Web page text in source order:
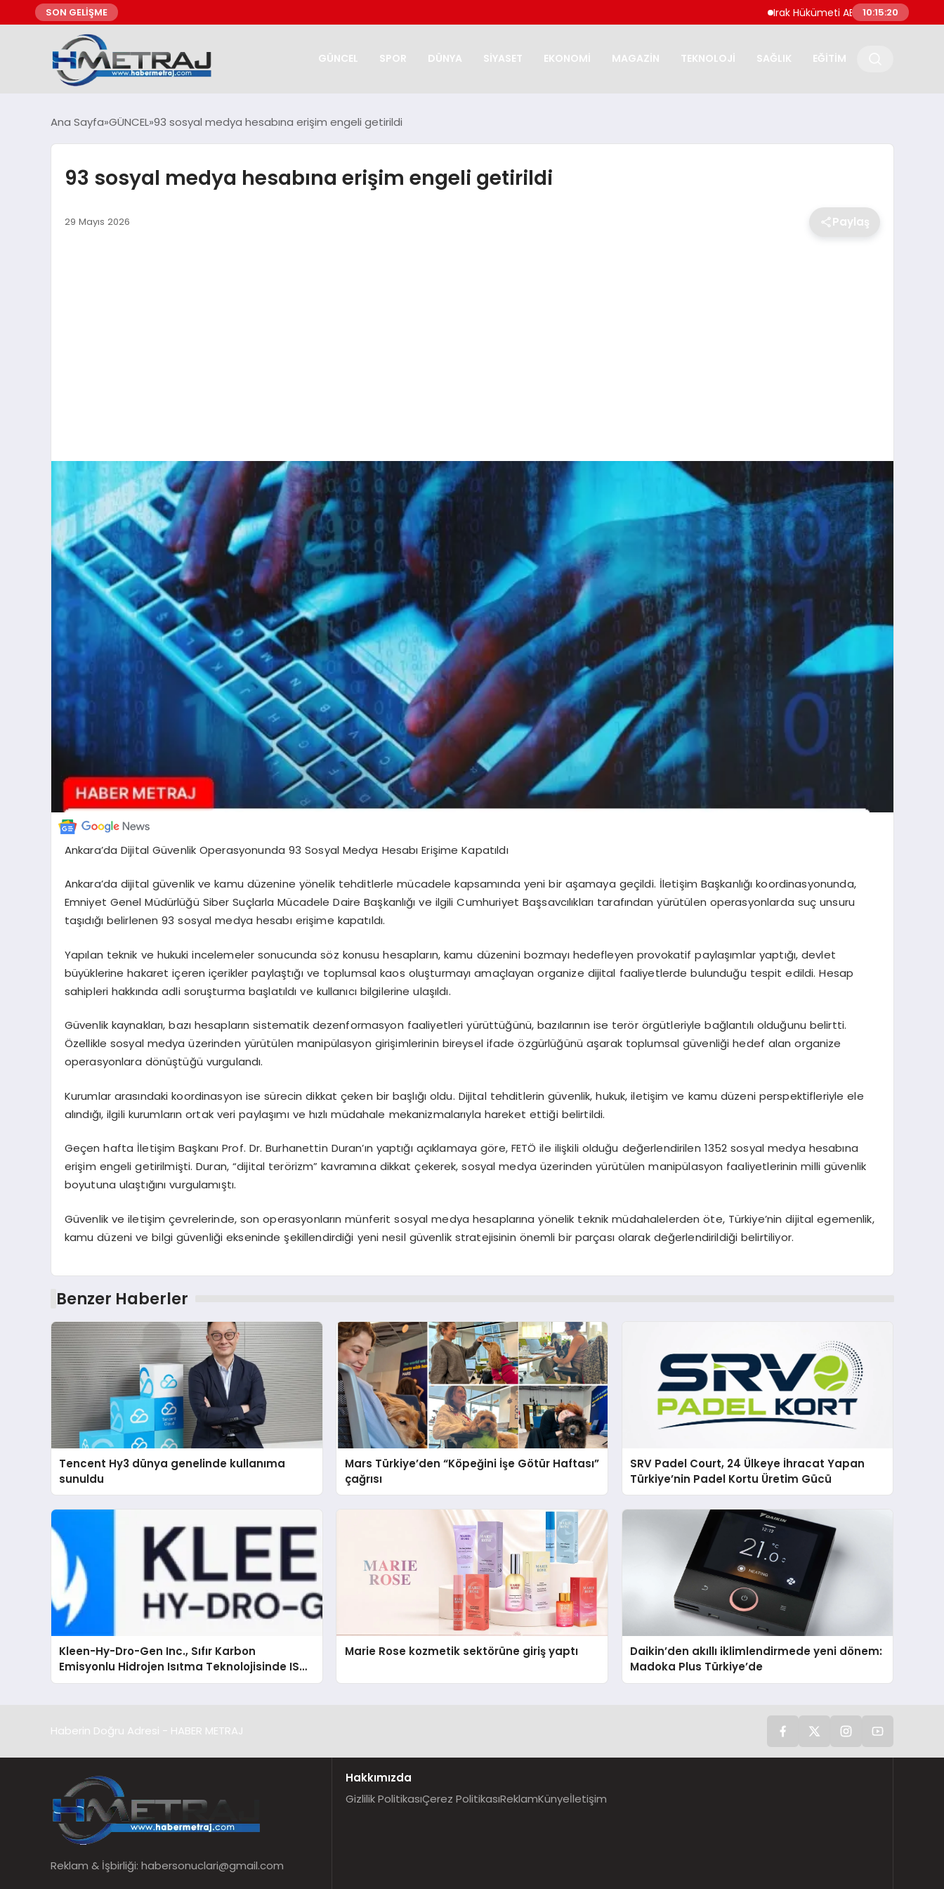
SON GELİŞME Irak Hükümeti ABD ve Suudi Arabistan
10:15:21
GÜNCEL SPOR DÜNYA SİYASET EKONOMİ MAGAZİN TEKNOLOJİ SAĞLIK EĞİTİM
Ana Sayfa GÜNCEL 93 sosyal medya hesabına erişim engeli getirildi
93 sosyal medya hesabına erişim engeli getirildi
29 Mayıs 2026 Paylaş
Ankara’da Dijital Güvenlik Operasyonunda 93 Sosyal Medya Hesabı Erişime Kapatıldı
Ankara’da dijital güvenlik ve kamu düzenine yönelik tehditlerle mücadele kapsamında yeni bir aşamaya geçildi. İletişim Başkanlığı koordinasyonunda,
Emniyet Genel Müdürlüğü Siber Suçlarla Mücadele Daire Başkanlığı ve ilgili Cumhuriyet Başsavcılıkları tarafından yürütülen operasyonlarda suç unsuru
taşıdığı belirlenen 93 sosyal medya hesabı erişime kapatıldı.
Yapılan teknik ve hukuki incelemeler sonucunda söz konusu hesapların, kamu düzenini bozmayı hedefleyen provokatif paylaşımlar yaptığı, devlet
büyüklerine hakaret içeren içerikler paylaştığı ve toplumsal kaos oluşturmayı amaçlayan organize dijital faaliyetlerde bulunduğu tespit edildi. Hesap
sahipleri hakkında adli soruşturma başlatıldı ve kullanıcı bilgilerine ulaşıldı.
Güvenlik kaynakları, bazı hesapların sistematik dezenformasyon faaliyetleri yürüttüğünü, bazılarının ise terör örgütleriyle bağlantılı olduğunu belirtti.
Özellikle sosyal medya üzerinden yürütülen manipülasyon girişimlerinin bireysel ifade özgürlüğünü aşarak toplumsal güvenliği hedef alan organize
operasyonlara dönüştüğü vurgulandı.
Kurumlar arasındaki koordinasyon ise sürecin dikkat çeken bir başlığı oldu. Dijital tehditlerin güvenlik, hukuk, iletişim ve kamu düzeni perspektifleriyle ele
alındığı, ilgili kurumların ortak veri paylaşımı ve hızlı müdahale mekanizmalarıyla hareket ettiği belirtildi.
Geçen hafta İletişim Başkanı Prof. Dr. Burhanettin Duran’ın yaptığı açıklamaya göre, FETÖ ile ilişkili olduğu değerlendirilen 1352 sosyal medya hesabına
erişim engeli getirilmişti. Duran, “dijital terörizm” kavramına dikkat çekerek, sosyal medya üzerinden yürütülen manipülasyon faaliyetlerinin milli güvenlik
boyutuna ulaştığını vurgulamıştı.
Güvenlik ve iletişim çevrelerinde, son operasyonların münferit sosyal medya hesaplarına yönelik teknik müdahalelerden öte, Türkiye’nin dijital egemenlik,
kamu düzeni ve bilgi güvenliği ekseninde şekillendirdiği yeni nesil güvenlik stratejisinin önemli bir parçası olarak değerlendirildiği belirtiliyor.
Benzer Haberler
Tencent Hy3 dünya genelinde kullanıma
sunuldu
Mars Türkiye’den “Köpeğini İşe Götür Haftası”
çağrısı
SRV Padel Court, 24 Ülkeye İhracat Yapan
Türkiye’nin Padel Kortu Üretim Gücü
Kleen-Hy-Dro-Gen Inc., Sıfır Karbon
Emisyonlu Hidrojen Isıtma Teknolojisinde ISO
ve TSSA Düzenleyici Onaylarını Aldı
Marie Rose kozmetik sektörüne giriş yaptı
Daikin’den akıllı iklimlendirmede yeni dönem:
Madoka Plus Türkiye’de
Haberin Doğru Adresi - HABER METRAJ
Reklam & İşbirliği: habersonuclari@gmail.com
Hakkımızda
Gizlilik PolitikasıÇerez PolitikasıReklamKünyeİletişim